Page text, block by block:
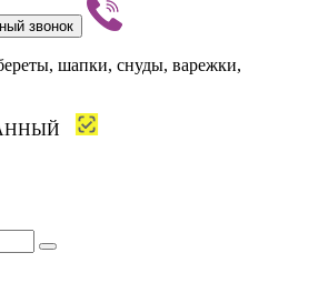
звонок
шапки, снуды, варежки,